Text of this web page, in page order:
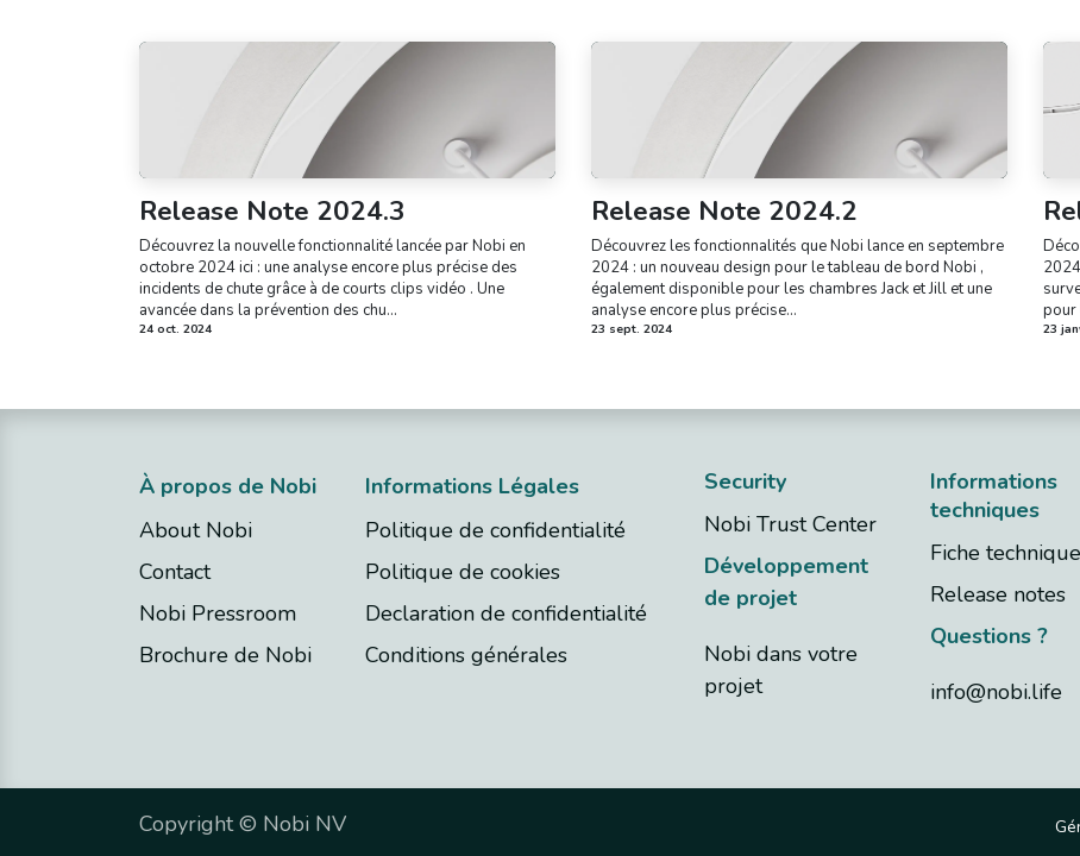
Release Note 2024.3
Découvrez la nouvelle fonctionnalité lancée par Nobi en
octobre 2024 ici : une analyse encore plus précise des
incidents de chute grâce à de courts clips vidéo . Une
avancée dans la prévention des chu...
24 oct. 2024
Release Note 2024.2
Découvrez les fonctionnalités que Nobi lance en septembre
2024 : un nouveau design pour le tableau de bord Nobi ,
également disponible pour les chambres Jack et Jill et une
analyse encore plus précise...
23 sept. 2024
pour
23
À propos de Nobi
About Nobi
Contact
Nobi Pressroom
Brochure de Nobi
​Informations Légales
Politique de confidentialité
Politique de cookies
Declaration de confidentialité
Conditions générales​
Security
Nobi Trust Center
Développement
de projet
Nobi dans votre
projet
Informations
techniques
Fiche technique
Release notes
Questions ?
info@nobi.life
Copyright © Nobi NV